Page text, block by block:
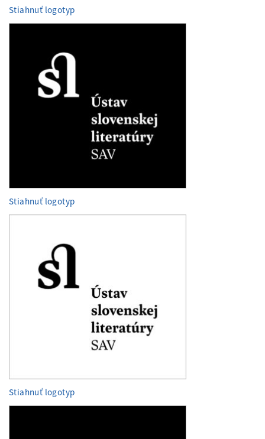
Stiahnuť logotyp
Stiahnuť logotyp
Stiahnuť logotyp